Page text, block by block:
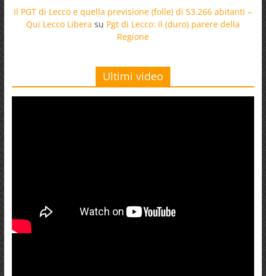
Il PGT di Lecco e quella previsione (folle) di 53.266 abitanti –
Qui Lecco Libera su Pgt di Lecco: il (duro) parere della
Regione
Ultimi video